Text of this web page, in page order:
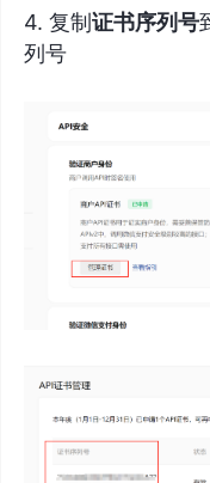
4. 复制 证书序列号
列号